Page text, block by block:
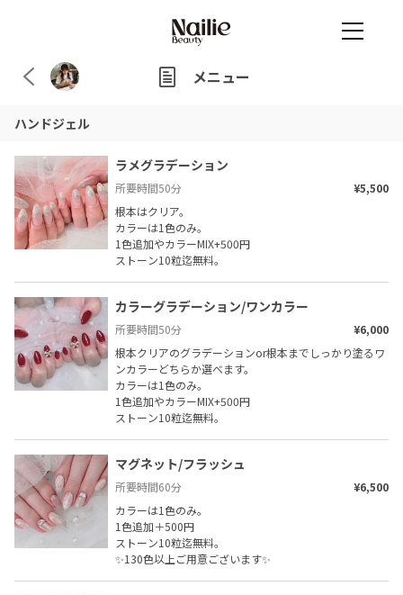
メニュー
ハンドジェル
ラメグラデーション
所要時間50分
¥5,500
根本はクリア。
カラーは1色のみ。
1色追加やカラーMIX+500円
ストーン10粒迄無料。
カラーグラデーション/ワンカラー
所要時間50分
¥6,000
根本クリアのグラデーションor根本までしっかり塗るワ
ンカラーどちらか選べます。
カラーは1色のみ。
1色追加やカラーMIX+500円
ストーン10粒迄無料。
マグネット/フラッシュ
所要時間60分
¥6,500
カラーは1色のみ。
1色追加＋500円
ストーン10粒迄無料。
✨130色以上ご用意ございます✨